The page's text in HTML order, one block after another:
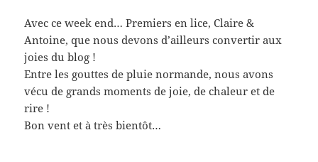
Avec ce week end… Premiers en lice, Claire &
Antoine, que nous devons d’ailleurs convertir aux
joies du blog !
Entre les gouttes de pluie normande, nous avons
vécu de grands moments de joie, de chaleur et de
rire !
Bon vent et à très bientôt…